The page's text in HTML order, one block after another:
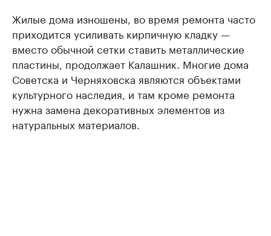
Жилые дома изношены, во время ремонта часто
приходится усиливать кирпичную кладку —
вместо обычной сетки ставить металлические
пластины, продолжает Калашник. Многие дома
Советска и Черняховска являются объектами
культурного наследия, и там кроме ремонта
нужна замена декоративных элементов из
натуральных материалов.